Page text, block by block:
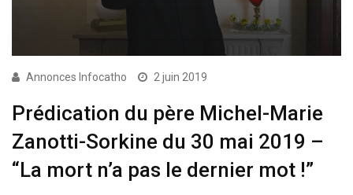
Annonces Infocatho 2 juin 2019
Prédication du père Michel-Marie
Zanotti-Sorkine du 30 mai 2019 –
“La mort n’a pas le dernier mot !”